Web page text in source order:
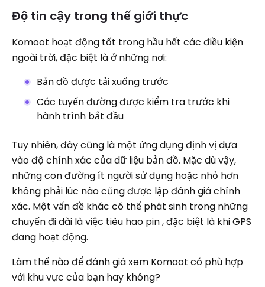
Độ tin cậy trong thế giới thực
Komoot hoạt động tốt trong hầu hết các điều kiện
ngoài trời, đặc biệt là ở những nơi:
Bản đồ được tải xuống trước
Các tuyến đường được kiểm tra trước khi
hành trình bắt đầu
Tuy nhiên, đây cũng là một ứng dụng định vị dựa
vào độ chính xác của dữ liệu bản đồ. Mặc dù vậy,
những con đường ít người sử dụng hoặc nhỏ hơn
không phải lúc nào cũng được lập đánh giá chính
xác. Một vấn đề khác có thể phát sinh trong những
chuyến đi dài là việc tiêu hao pin , đặc biệt là khi GPS
đang hoạt động.
Làm thế nào để đánh giá xem Komoot có phù hợp
với khu vực của bạn hay không?